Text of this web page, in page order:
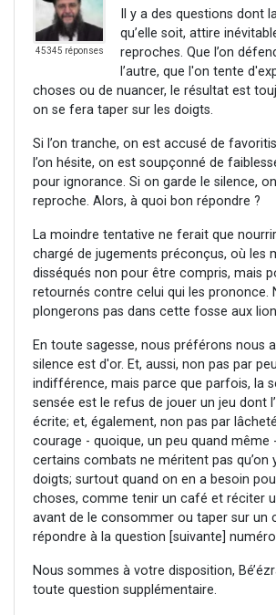
45345 réponses
Il y a des questions dont
qu’elle soit, attire
reproches. Que l’on
l’autre, que l'on tente
choses ou de nuancer, le résultat est
on se fera taper sur les doigts.
Si l’on tranche, on est accusé de
l’on hésite, on est soupçonné de
pour ignorance. Si on garde le silence,
reproche. Alors, à quoi bon répondre ?
La moindre tentative ne ferait que
chargé de jugements préconçus, où les
disséqués non pour être compris, mais
retournés contre celui qui les prononce.
plongerons pas dans cette fosse aux
En toute sagesse, nous préférons nous
silence est d'or. Et, aussi, non pas par
indifférence, mais parce que parfois, la
sensée est le refus de jouer un jeu dont
écrite; et, également, non pas par
courage - quoique, un peu quand même
certains combats ne méritent pas qu’on
doigts; surtout quand on en a besoin
choses, comme tenir un café et réciter
avant de le consommer ou taper sur un
répondre à la question [suivante]
Nous sommes à votre disposition,
toute question supplémentaire.